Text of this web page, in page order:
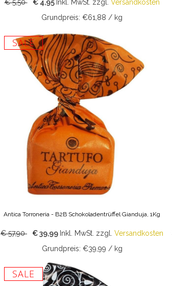
€ 5,50 € 4,95 Inkl. MwSt. zzgl. Versandkosten
Grundpreis: €61,88 / kg
SALE
Antica Torroneria - B2B Schokoladentrüffel Gianduja, 1Kg
€ 57,90 € 39,99 Inkl. MwSt. zzgl. Versandkosten
Grundpreis: €39,99 / kg
SALE